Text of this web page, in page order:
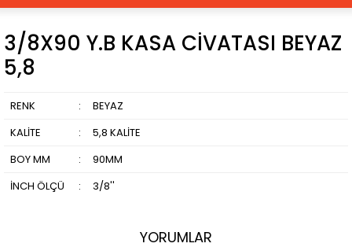
3/8X90 Y.B KASA CİVATASI BEYAZ
5,8
RENK :
BEYAZ
KALİTE
:
5,8 KALİTE
BOY MM
:
90MM
İNCH ÖLÇÜ
: 3/8''
YORUMLAR